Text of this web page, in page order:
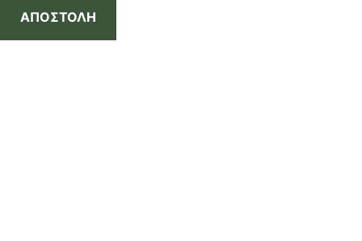
ΑΠΟΣΤΟΛΗ